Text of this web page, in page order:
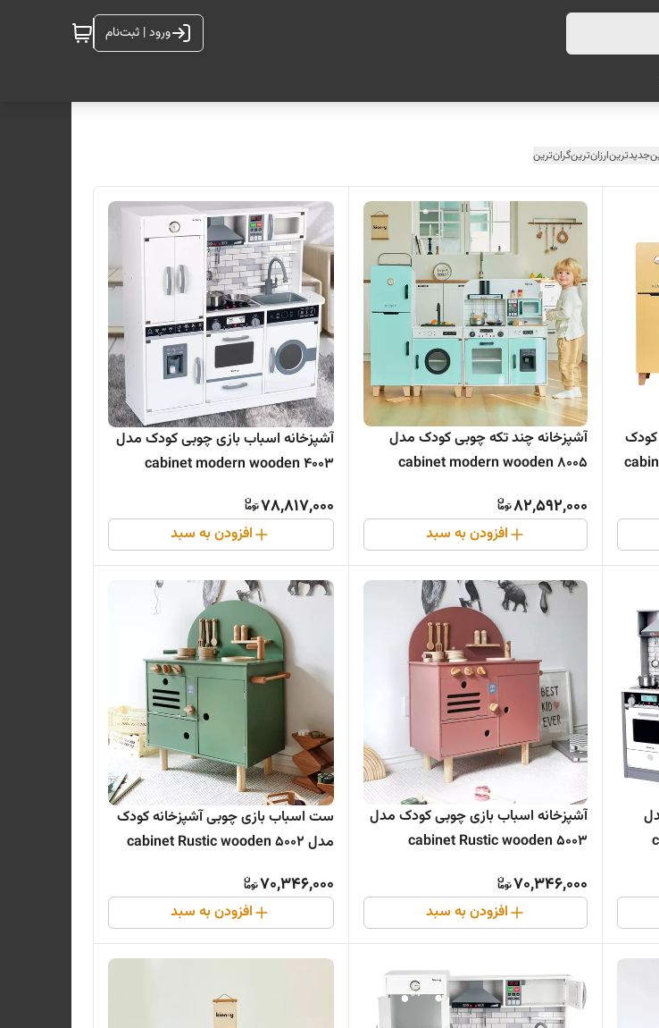
ورود | ثبت‌نام
جدیدترینارزان‌ترینگران‌ترین
کودک
آشپزخانه چند تکه چوبی کودک مدل
8005 cabinet modern wooden
82,592,000
افزودن به سبد
آشپزخانه اسباب بازی چوبی کودک مدل
4003 cabinet modern wooden
78,817,000
افزودن به سبد
آشپزخانه اسباب بازی چوبی کودک مدل
5003 cabinet Rustic wooden
70,346,000
افزودن به سبد
ست اسباب بازی چوبی آشپزخانه کودک
مدل 5002 cabinet Rustic wooden
70,346,000
افزودن به سبد